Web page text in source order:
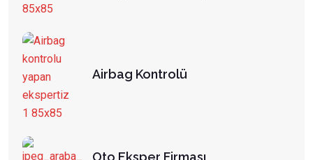
Airbag Kontrolü
Oto Eksper Firması